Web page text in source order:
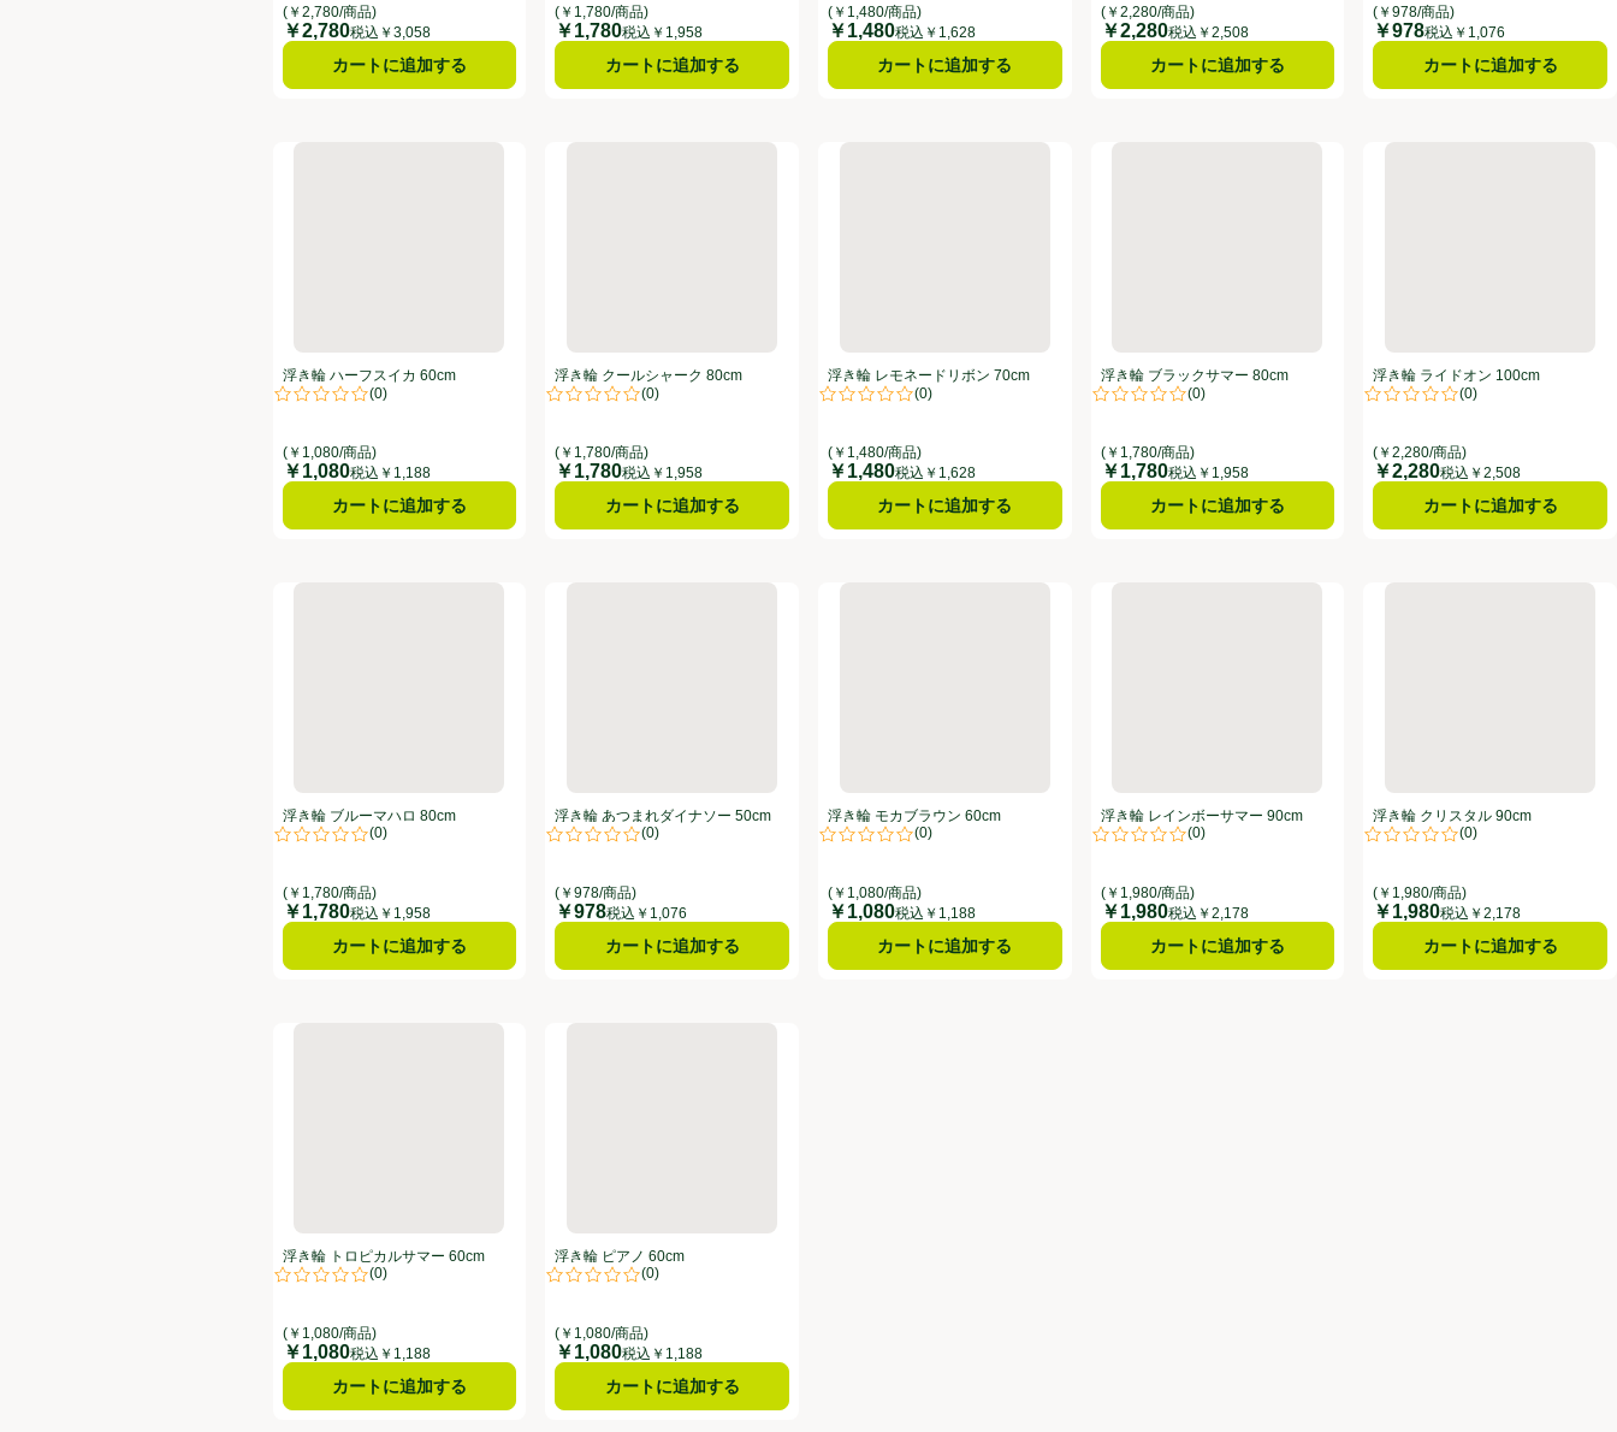
(￥2,780/商品)
価格
￥2,780税込￥3,058
カートに追加する
(￥1,780/商品)
価格
￥1,780税込￥1,958
カートに追加する
(￥1,480/商品)
価格
￥1,480税込￥1,628
カートに追加する
(￥2,280/商品)
価格
￥2,280税込￥2,508
カートに追加する
(￥978/商品)
価格
￥978税込￥1,076
カートに追加する
浮き輪 ハーフスイカ 60cm
(0)
評価は0件のレビューで5点中0.0点。
浮き輪 ハーフスイカ 60cm
(￥1,080/商品)
価格
￥1,080税込￥1,188
カートに追加する
浮き輪 クールシャーク 80cm
(0)
評価は0件のレビューで5点中0.0点。
浮き輪 クールシャーク 80cm
(￥1,780/商品)
価格
￥1,780税込￥1,958
カートに追加する
浮き輪 レモネードリボン 70cm
(0)
評価は0件のレビューで5点中0.0点。
浮き輪 レモネードリボン 70cm
(￥1,480/商品)
価格
￥1,480税込￥1,628
カートに追加する
浮き輪 ブラックサマー 80cm
(0)
評価は0件のレビューで5点中0.0点。
浮き輪 ブラックサマー 80cm
(￥1,780/商品)
価格
￥1,780税込￥1,958
カートに追加する
浮き輪 ライドオン 100cm
(0)
評価は0件のレビューで5点中0.0
浮き輪 ライドオン 100cm
(￥2,280/商品)
価格
￥2,280税込￥2,508
カートに追加する
浮き輪 ブルーマハロ 80cm
(0)
評価は0件のレビューで5点中0.0点。
浮き輪 ブルーマハロ 80cm
(￥1,780/商品)
価格
￥1,780税込￥1,958
カートに追加する
浮き輪 あつまれダイナソー 50cm
(0)
評価は0件のレビューで5点中0.0点。
浮き輪 あつまれダイナソー 50cm
(￥978/商品)
価格
￥978税込￥1,076
カートに追加する
浮き輪 モカブラウン 60cm
(0)
評価は0件のレビューで5点中0.0点。
浮き輪 モカブラウン 60cm
(￥1,080/商品)
価格
￥1,080税込￥1,188
カートに追加する
浮き輪 レインボーサマー 90cm
(0)
評価は0件のレビューで5点中0.0点。
浮き輪 レインボーサマー 90cm
(￥1,980/商品)
価格
￥1,980税込￥2,178
カートに追加する
浮き輪 クリスタル 90cm
(0)
評価は0件のレビューで5点中0.0
浮き輪 クリスタル 90cm
(￥1,980/商品)
価格
￥1,980税込￥2,178
カートに追加する
浮き輪 トロピカルサマー 60cm
(0)
評価は0件のレビューで5点中0.0点。
浮き輪 トロピカルサマー 60cm
(￥1,080/商品)
価格
￥1,080税込￥1,188
カートに追加する
浮き輪 ピアノ 60cm
(0)
評価は0件のレビューで5点中0.0点。
浮き輪 ピアノ 60cm
(￥1,080/商品)
価格
￥1,080税込￥1,188
カートに追加する